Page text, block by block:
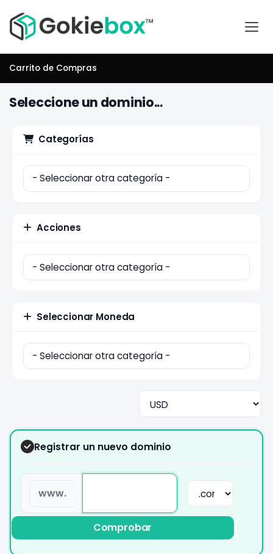
Carrito de Compras
Seleccione un dominio...
Categorías
Acciones
Seleccionar Moneda
Registrar un nuevo dominio
www.
Comprobar